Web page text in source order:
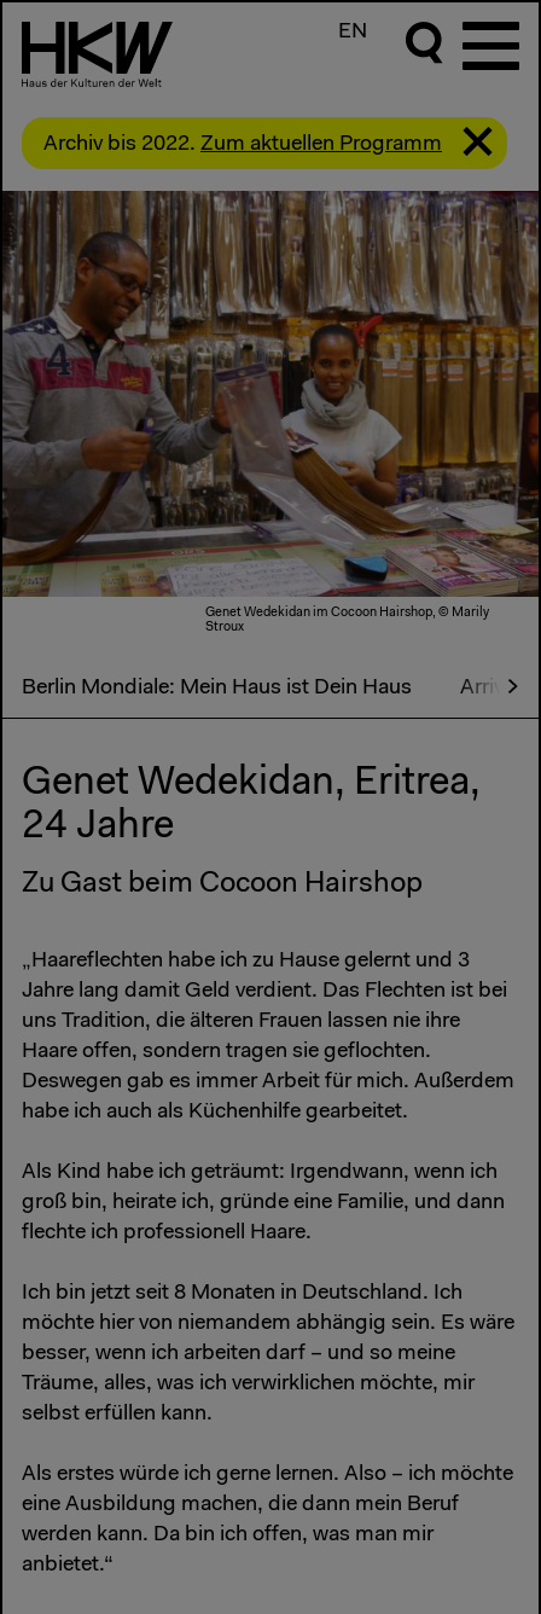
EN
Archiv bis 2022. Zum aktuellen Programm
Genet Wedekidan im Cocoon Hairshop, © Marily
Stroux
Berlin Mondiale: Mein Haus ist Dein Haus Arriving
Genet Wedekidan, Eritrea,
24 Jahre
Zu Gast beim Cocoon Hairshop
„Haareflechten habe ich zu Hause gelernt und 3
Jahre lang damit Geld verdient. Das Flechten ist bei
uns Tradition, die älteren Frauen lassen nie ihre
Haare offen, sondern tragen sie geflochten.
Deswegen gab es immer Arbeit für mich. Außerdem
habe ich auch als Küchenhilfe gearbeitet.
Als Kind habe ich geträumt: Irgendwann, wenn ich
groß bin, heirate ich, gründe eine Familie, und dann
flechte ich professionell Haare.
Ich bin jetzt seit 8 Monaten in Deutschland. Ich
möchte hier von niemandem abhängig sein. Es wäre
besser, wenn ich arbeiten darf – und so meine
Träume, alles, was ich verwirklichen möchte, mir
selbst erfüllen kann.
Als erstes würde ich gerne lernen. Also – ich möchte
eine Ausbildung machen, die dann mein Beruf
werden kann. Da bin ich offen, was man mir
anbietet.“